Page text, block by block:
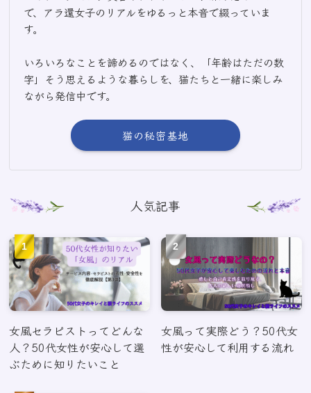
で、アラ還女子のリアルをゆるっと本音で綴っていま
す。
いろいろなことを諦めるのではなく、「年齢はただの数
字」そう思えるような暮らしを、猫たちと一緒に楽しみ
ながら発信中です。
猫の秘密基地
人気記事
女風セラピストってどんな
人？50代女性が安心して選
ぶために知りたいこと
女風って実際どう？50代女
性が安心して利用する流れ